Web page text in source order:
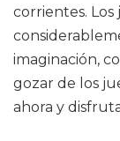
corrientes.
imaginación,
gozar de los
ahora y